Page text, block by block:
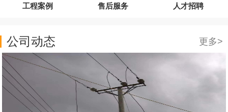
工程案例 售后服务 人才招聘
公司动态 更多>